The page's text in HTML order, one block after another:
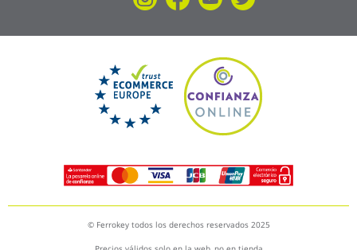
© Ferrokey todos los derechos reservados 2025